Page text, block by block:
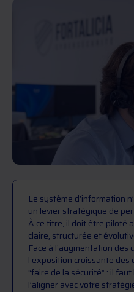
Le système d’information
un levier stratégique de
À ce titre, il doit être piloté
claire, structurée et
Face à l’augmentation des
l’exposition croissante
“faire de la sécurité” : il
l’aligner avec votre